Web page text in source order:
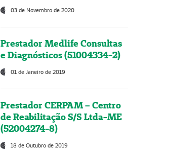
03 de Novembro de 2020
Prestador Medlife Consultas
e Diagnósticos (51004334-2)
01 de Janeiro de 2019
Prestador CERPAM – Centro
de Reabilitação S/S Ltda-ME
(52004274-8)
18 de Outubro de 2019